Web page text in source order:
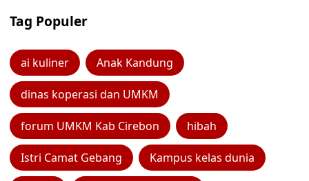
Tag Populer
ai kuliner Anak Kandung
dinas koperasi dan UMKM
forum UMKM Kab Cirebon hibah
Istri Camat Gebang Kampus kelas dunia